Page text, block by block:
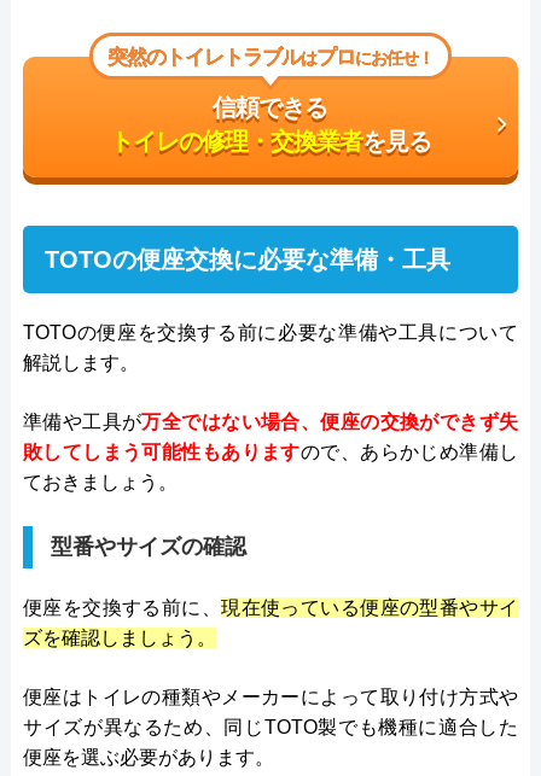
突然のトイレトラブルはプロにお任せ！
信頼できる
トイレの修理・交換業者を見る
TOTOの便座交換に必要な準備・工具
TOTOの便座を交換する前に必要な準備や工具について
解説します。
準備や工具が万全ではない場合、便座の交換ができず失
敗してしまう可能性もありますので、あらかじめ準備し
ておきましょう。
型番やサイズの確認
便座を交換する前に、現在使っている便座の型番やサイ
ズを確認しましょう。
便座はトイレの種類やメーカーによって取り付け方式や
サイズが異なるため、同じTOTO製でも機種に適合した
便座を選ぶ必要があります。